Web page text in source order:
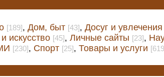
[189], Дом, быт [43], Досуг и увлечения
искусство [45], Личные сайты [23],
[230], Спорт [25], Товары и услуги